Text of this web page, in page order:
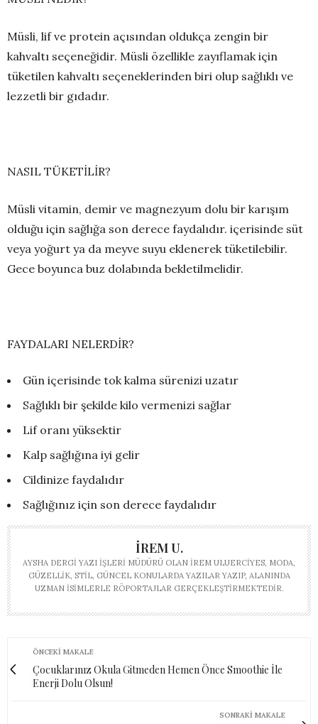
Müsli, lif ve protein açısından oldukça zengin bir
kahvaltı seçeneğidir. Müsli özellikle zayıflamak için
tüketilen kahvaltı seçeneklerinden biri olup sağlıklı ve
lezzetli bir gıdadır.
NASIL TÜKETİLİR?
Müsli vitamin, demir ve magnezyum dolu bir karışım
olduğu için sağlığa son derece faydalıdır. içerisinde süt
veya yoğurt ya da meyve suyu eklenerek tüketilebilir.
Gece boyunca buz dolabında bekletilmelidir.
FAYDALARI NELERDİR?
Gün içerisinde tok kalma sürenizi uzatır
Sağlıklı bir şekilde kilo vermenizi sağlar
Lif oranı yüksektir
Kalp sağlığına iyi gelir
Cildinize faydalıdır
Sağlığınız için son derece faydalıdır
İREM U.
AYSHA DERGI YAZI İŞLERI MÜDÜRÜ OLAN İREM ULUERCIYES, MODA,
GÜZELLIK, STIL, GÜNCEL KONULARDA YAZILAR YAZIP, ALANINDA
UZMAN ISIMLERLE RÖPORTAJLAR GERÇEKLEŞTIRMEKTEDIR.
ÖNCEKI MAKALE
Çocuklarınız Okula Gitmeden Hemen Önce Smoothie İle
Enerji Dolu Olsun!
SONRAKI MAKALE